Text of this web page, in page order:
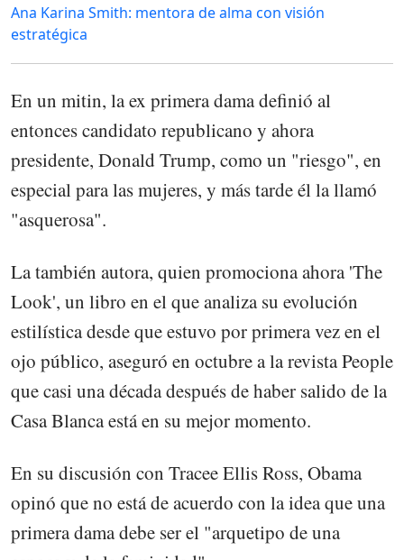
Ana Karina Smith: mentora de alma con visión
estratégica
En un mitin, la ex primera dama definió al
entonces candidato republicano y ahora
presidente, Donald Trump, como un "riesgo", en
especial para las mujeres, y más tarde él la llamó
"asquerosa".
La también autora, quien promociona ahora 'The
Look', un libro en el que analiza su evolución
estilística desde que estuvo por primera vez en el
ojo público, aseguró en octubre a la revista People
que casi una década después de haber salido de la
Casa Blanca está en su mejor momento.
En su discusión con Tracee Ellis Ross, Obama
opinó que no está de acuerdo con la idea que una
primera dama debe ser el "arquetipo de una